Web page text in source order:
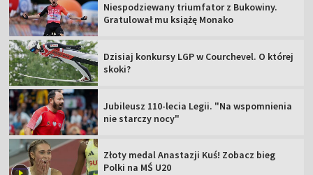
Niespodziewany triumfator z Bukowiny.
Gratulował mu książę Monako
Dzisiaj konkursy LGP w Courchevel. O której
skoki?
Jubileusz 110-lecia Legii. "Na wspomnienia
nie starczy nocy"
Złoty medal Anastazji Kuś! Zobacz bieg
Polki na MŚ U20